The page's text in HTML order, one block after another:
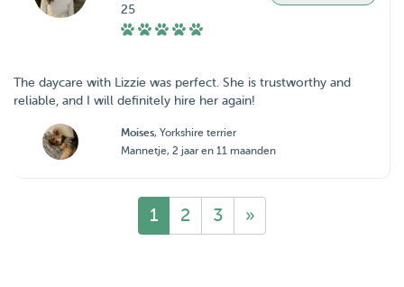
25
The daycare with Lizzie was perfect. She is trustworthy and
reliable, and I will definitely hire her again!
Moises, Yorkshire terrier
Mannetje, 2 jaar en 11 maanden
1 2 3 »